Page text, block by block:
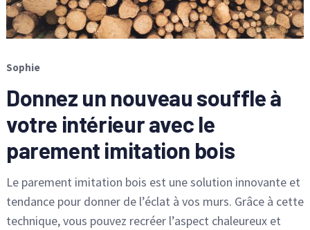
Sophie
Donnez un nouveau souffle à
votre intérieur avec le
parement imitation bois
Le parement imitation bois est une solution innovante et
tendance pour donner de l’éclat à vos murs. Grâce à cette
technique, vous pouvez recréer l’aspect chaleureux et